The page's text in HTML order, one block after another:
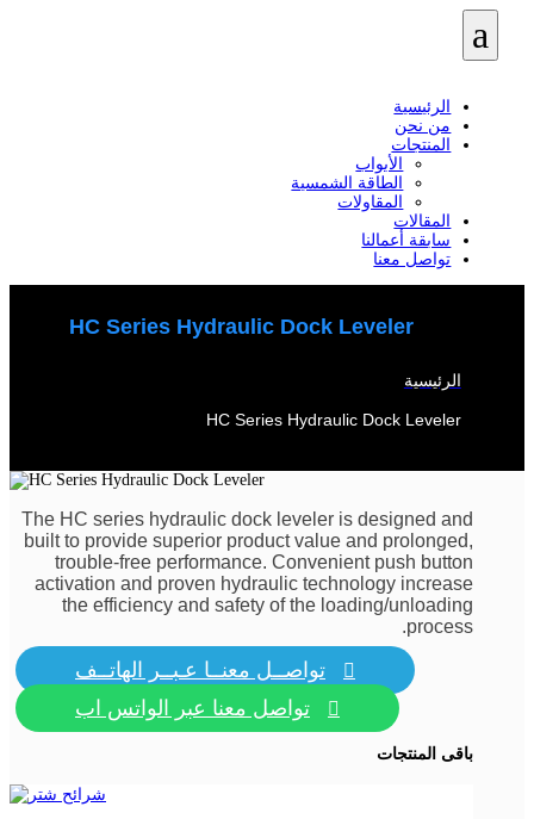
a
الرئيسية
من نحن
المنتجات
الأبواب
الطاقة الشمسية
المقاولات
المقالات
سابقة أعمالنا
تواصل معنا
HC Series Hydraulic Dock Leveler
الرئيسية
HC Series Hydraulic Dock Leveler
باقى المنتجات
The HC series hydraulic dock leveler is designed and
built to provide superior product value and prolonged,
trouble-free performance. Convenient push button
activation and proven hydraulic technology increase
the efficiency and safety of the loading/unloading
process.
تواصــل معنــا عـبــر الهاتــف 
تواصل معنا عبر الواتس اب 